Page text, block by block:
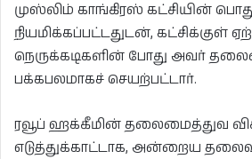
முஸ்லிம் காங்கிரஸ் கட்சியின்
நியமிக்கப்பட்டதுடன், கட்சிக்குள்
நெருக்கடிகளின் போது அவர்
பக்கபலமாகச் செயற்பட்டார்.
ரவூப் ஹக்கீமின் தலைமைத்துவ
எடுத்துக்காட்டாக, அன்றைய